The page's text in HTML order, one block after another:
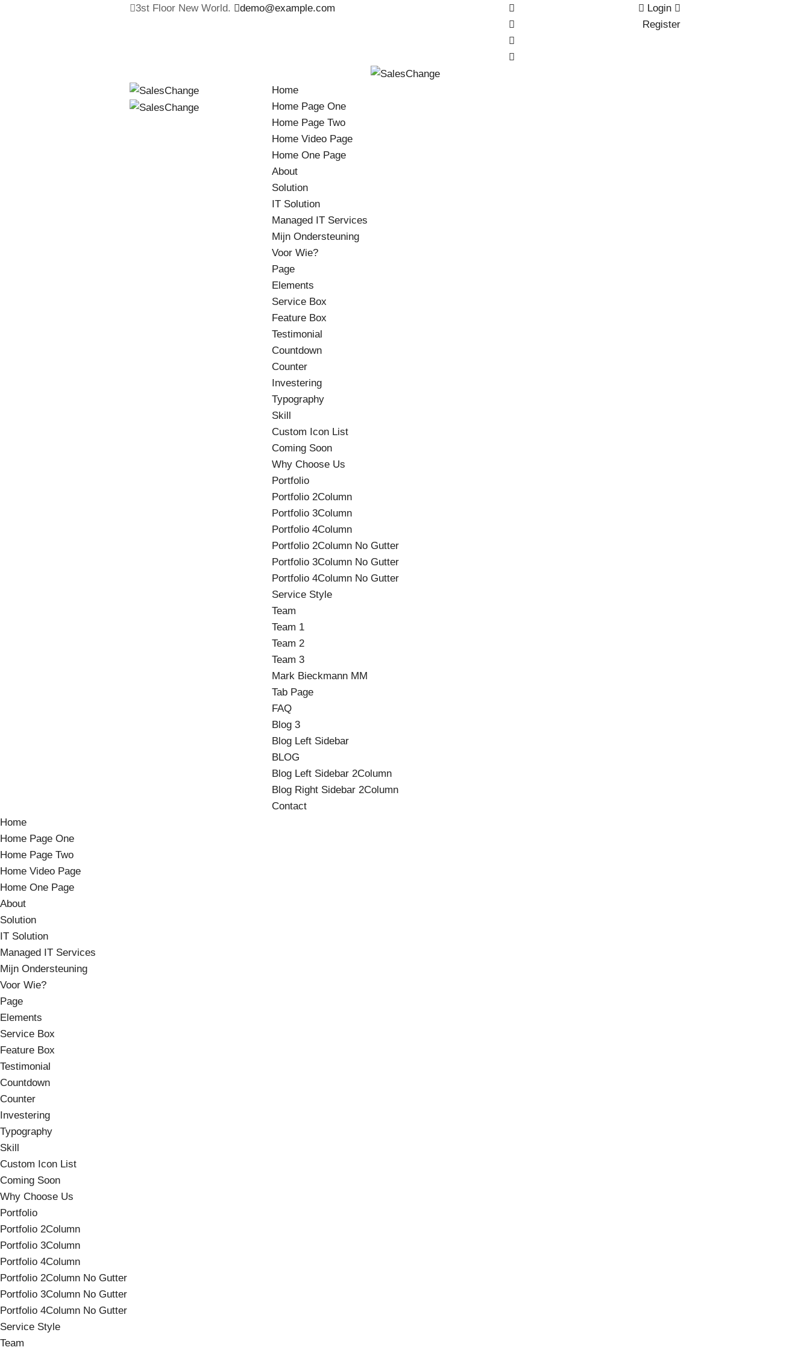
3st Floor New World. demo@example.com
Login
Register
Home
Home Page One
Home Page Two
Home Video Page
Home One Page
About
Solution
IT Solution
Managed IT Services
Mijn Ondersteuning
Voor Wie?
Page
Elements
Service Box
Feature Box
Testimonial
Countdown
Counter
Investering
Typography
Skill
Custom Icon List
Coming Soon
Why Choose Us
Portfolio
Portfolio 2Column
Portfolio 3Column
Portfolio 4Column
Portfolio 2Column No Gutter
Portfolio 3Column No Gutter
Portfolio 4Column No Gutter
Service Style
Team
Team 1
Team 2
Team 3
Mark Bieckmann MM
Tab Page
FAQ
Blog 3
Blog Left Sidebar
BLOG
Blog Left Sidebar 2Column
Blog Right Sidebar 2Column
Contact
Home
Home Page One
Home Page Two
Home Video Page
Home One Page
About
Solution
IT Solution
Managed IT Services
Mijn Ondersteuning
Voor Wie?
Page
Elements
Service Box
Feature Box
Testimonial
Countdown
Counter
Investering
Typography
Skill
Custom Icon List
Coming Soon
Why Choose Us
Portfolio
Portfolio 2Column
Portfolio 3Column
Portfolio 4Column
Portfolio 2Column No Gutter
Portfolio 3Column No Gutter
Portfolio 4Column No Gutter
Service Style
Team